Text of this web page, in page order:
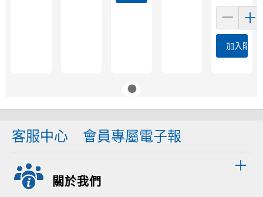
加入購物
客服中心 會員專屬電子報
關於我們